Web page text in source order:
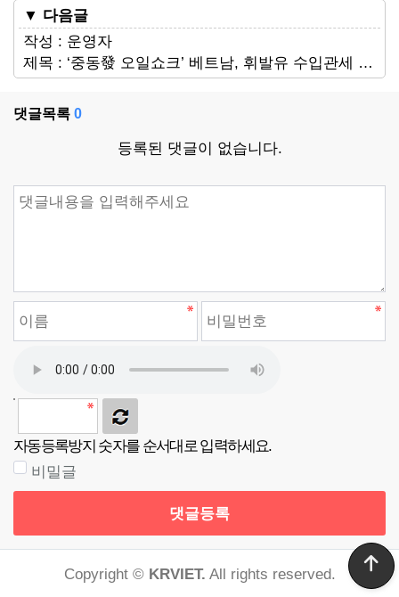
▼ 다음글
작성 : 운영자
제목 : ‘중동發 오일쇼크’ 베트남, 휘발유 수입관세 10→0% 인하
댓글목록 0
등록된 댓글이 없습니다.
댓글쓰기
자동등록방지 숫자를 순서대로 입력하세요.
비밀글
댓글등록
Copyright © KRVIET. All rights reserved.